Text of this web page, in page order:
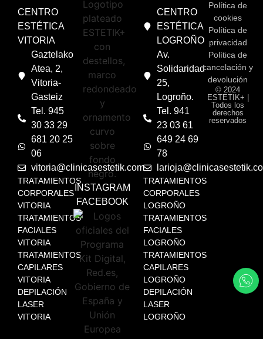
CENTRO
ESTÉTICA
VITORIA
Gaztelako
Atea, 2,
Vitoria-
Gasteiz
Tel. 945
30 33 29
681 20 25
06
vitoria@clinicasestetik.com
TRATAMIENTOS
CORPORALES
VITORIA
TRATAMIENTOS
FACIALES
VITORIA
TRATAMIENTOS
CAPILARES
VITORIA
DEPILACIÓN
LASER
VITORIA
INSTAGRAM
FACEBOOK
CENTRO
ESTÉTICA
LOGROÑO
Av.
Solidaridad
25,
Logroño.
Tel. 941
23 03 61
649 24 69
78
TRATAMIENTOS
CORPORALES
LOGROÑO
TRATAMIENTOS
FACIALES
LOGROÑO
TRATAMIENTOS
CAPILARES
LOGROÑO
DEPILACIÓN
LASER
LOGROÑO
Política de
cookies
Política de
privacidad
Política de
cancelación y
devolución
© 2024
ESTETIK+ |
Todos los
derechos
reservados